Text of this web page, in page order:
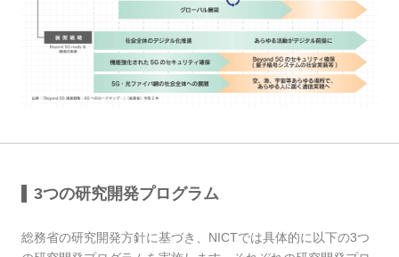
3つの研究開発プログラム
総務省の研究開発方針に基づき、NICTでは具体的に以下の3つ